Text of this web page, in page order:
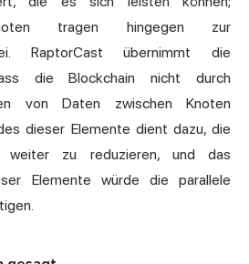
tragen hingegen zur
RaptorCast übernimmt die
die Blockchain nicht durch
von Daten zwischen Knoten
dieser Elemente dient dazu, die
weiter zu reduzieren, und das
Elemente würde die parallele